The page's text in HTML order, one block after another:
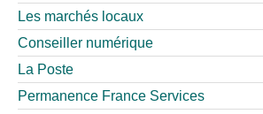
Les marchés locaux
Conseiller numérique
La Poste
Permanence France Services